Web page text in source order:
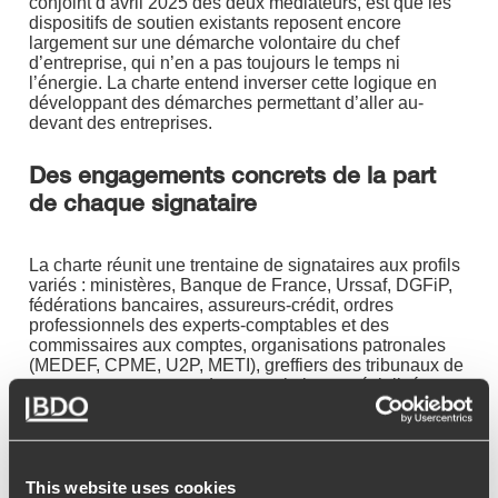
This website uses cookies
dispositifs de soutien existants reposent encore
largement sur une démarche volontaire du chef
d’entreprise, qui n’en a pas toujours le temps ni
l’énergie. La charte entend inverser cette logique en
développant des démarches permettant d’aller au-
devant des entreprises.
Des engagements concrets de la part
de chaque signataire
La charte réunit une trentaine de signataires aux profils
variés : ministères, Banque de France, Urssaf, DGFiP,
fédérations bancaires, assureurs-crédit, ordres
professionnels des experts-comptables et des
commissaires aux comptes, organisations patronales
(MEDEF, CPME, U2P, METI), greffiers des tribunaux de
commerce, ou encore des associations spécialisées
dans le retournement d’entreprises.
aux Comptes (CNCC) s’engage à déployer un « Pack